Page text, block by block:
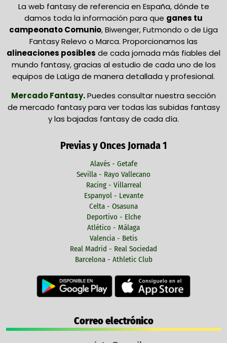
La web fantasy de referencia en España, dónde te
damos toda la información para que ganes tu
campeonato Comunio, Biwenger, Futmondo o de Liga
Fantasy Relevo o Marca. Proporcionamos las
alineaciones posibles de cada jornada más fiables del
mundo fantasy, gracias al estudio de cada uno de los
equipos de LaLiga de manera detallada y profesional.
Mercado Fantasy.Puedes consultar nuestra sección
de mercado fantasy para ver todas las subidas fantasy
y las bajadas fantasy de cada día.
Previas y Onces Jornada 1
Alavés - Getafe
Sevilla - Rayo Vallecano
Racing - Villarreal
Espanyol - Levante
Celta - Osasuna
Deportivo - Elche
Atlético - Málaga
Valencia - Betis
Real Madrid - Real Sociedad
Barcelona - Athletic Club
Correo electrónico